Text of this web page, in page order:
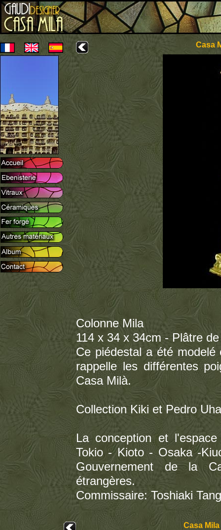
Casa
Colonne Mila
114 x 34 x 34cm - Plâtre
Ce piédestal a été
rappelle les différentes
Casa Milà.
Collection Kiki et Pedro
La conception et
Tokio - Kioto - Osaka -
Gouvernement de la
étrangères.
Commissaire: Toshiaki
Casa